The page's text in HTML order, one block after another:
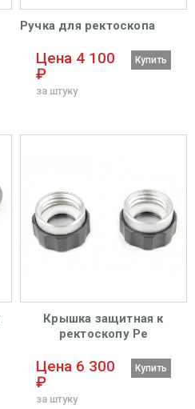
Ручка для ректоскопа
Цена 4 100
₽
за штуку
Купить
Крышка защитная к
ректоскопу Ре
Цена 6 300
₽
за штуку
Купить